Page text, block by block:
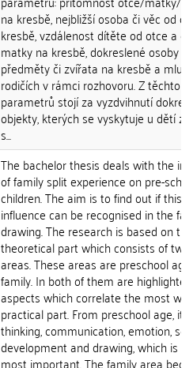
na kresbě, nejbližší osoba či věc od
kresbě, vzdálenost dítěte od otce a od
matky na kresbě, dokreslené osoby
předměty či zvířata na kresbě a
rodičích v rámci rozhovoru. Z těchto
parametrů stojí za vyzdvihnutí
objekty, kterých se vyskytuje u dětí z
s...
The bachelor thesis deals with the
of family split experience on pre-
children. The aim is to find out if this
influence can be recognised in the
drawing. The research is based on the
theoretical part which consists of
areas. These areas are preschool
family. In both of them are highlighted
aspects which correlate the most
practical part. From preschool age, it
thinking, communication, emotion,
development and drawing, which is
most important. The family area